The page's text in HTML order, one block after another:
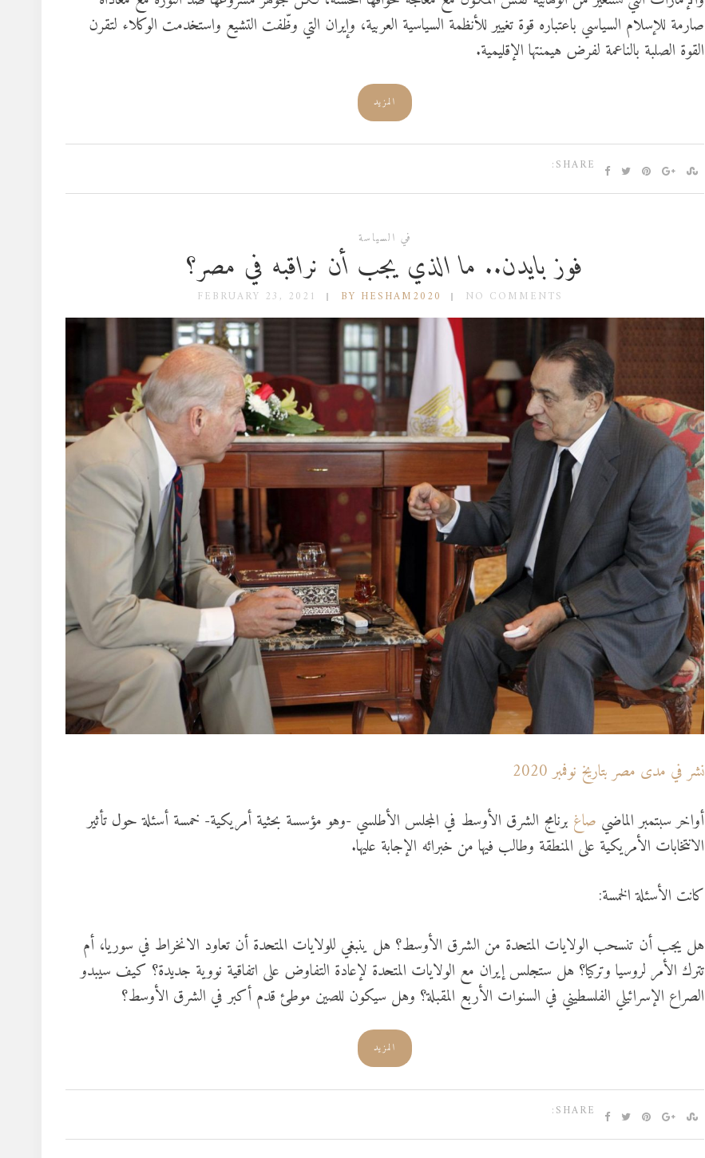
صارمة للإسلام السياسي باعتباره قوة تغيير للأنظمة السياسية العربية، وإيران التي وظّفت التشيع واستخدمت الوكلاء لتقرن
القوة الصلبة بالناعمة لفرض هيمنتها الإقليمية.
المزيد
SHARE:
في السياسة
فوز بايدن.. ما الذي يجب أن نراقبه في مصر؟
FEBRUARY 23, 2021 BY HESHAM2020 NO COMMENTS
نشر في مدى مصر بتاريخ نوفمبر 2020
أواخر سبتمبر الماضي صاغ برنامج الشرق الأوسط في المجلس الأطلسي -وهو مؤسسة بحثية أمريكية- خمسة أسئلة حول تأثير
الانتخابات الأمريكية على المنطقة وطالب فيها من خبرائه الإجابة عليها.
كانت الأسئلة الخمسة:
هل يجب أن تنسحب الولايات المتحدة من الشرق الأوسط؟ هل ينبغي للولايات المتحدة أن تعاود الانخراط في سوريا، أم
تترك الأمر لروسيا وتركيا؟ هل ستجلس إيران مع الولايات المتحدة لإعادة التفاوض على اتفاقية نووية جديدة؟ كيف سيبدو
الصراع الإسرائيلي الفلسطيني في السنوات الأربع المقبلة؟ وهل سيكون للصين موطئ قدم أكبر في الشرق الأوسط؟
المزيد
SHARE: